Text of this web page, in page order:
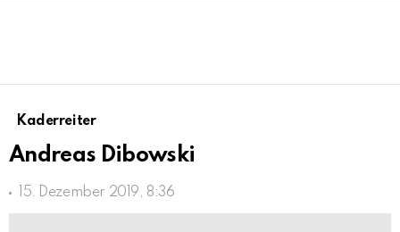
Kaderreiter
Andreas Dibowski
15. Dezember 2019, 8:36